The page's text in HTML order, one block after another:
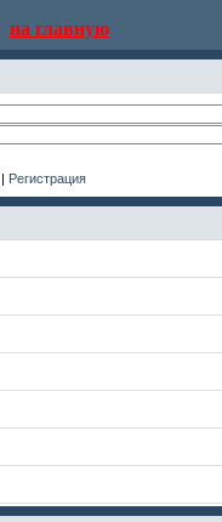
на главную
| Регистрация